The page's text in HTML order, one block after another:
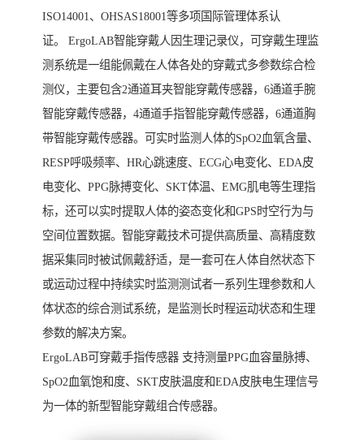
ISO14001、OHSAS18001等多项国际管理体系认
证。 ErgoLAB智能穿戴人因生理记录仪，可穿戴生理监
测系统是一组能佩戴在人体各处的穿戴式多参数综合检
测仪，主要包含2通道耳夹智能穿戴传感器，6通道手腕
智能穿戴传感器，4通道手指智能穿戴传感器，6通道胸
带智能穿戴传感器。可实时监测人体的SpO2血氧含量、
RESP呼吸频率、HR心跳速度、ECG心电变化、EDA皮
电变化、PPG脉搏变化、SKT体温、EMG肌电等生理指
标，还可以实时提取人体的姿态变化和GPS时空行为与
空间位置数据。智能穿戴技术可提供高质量、高精度数
据采集同时被试佩戴舒适，是一套可在人体自然状态下
或运动过程中持续实时监测测试者一系列生理参数和人
体状态的综合测试系统，是监测长时程运动状态和生理
参数的解决方案。
ErgoLAB可穿戴手指传感器 支持测量PPG血容量脉搏、
SpO2血氧饱和度、SKT皮肤温度和EDA皮肤电生理信号
为一体的新型智能穿戴组合传感器。